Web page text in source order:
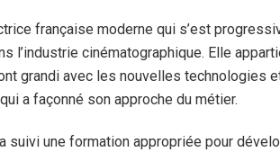
française moderne qui s’est
l’industrie cinématographique. Elle
grandi avec les nouvelles technologies
a façonné son approche du métier.
suivi une formation appropriée pour